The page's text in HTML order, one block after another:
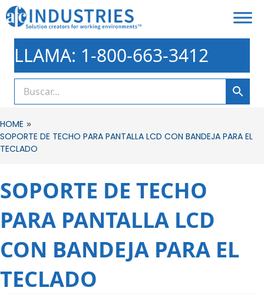
LLAMA: 1-800-663-3412
HOME »
SOPORTE DE TECHO PARA PANTALLA LCD CON BANDEJA PARA EL
TECLADO
SOPORTE DE TECHO
PARA PANTALLA LCD
CON BANDEJA PARA EL
TECLADO